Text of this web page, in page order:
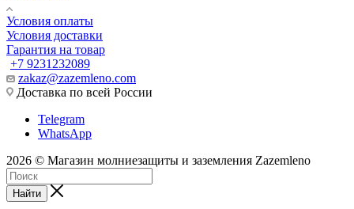
Условия оплаты
Условия доставки
Гарантия на товар
+7 9231232089
zakaz@zazemleno.com
Доставка по всей России
Telegram
WhatsApp
2026 © Магазин молниезащиты и заземления Zazemleno
Найти